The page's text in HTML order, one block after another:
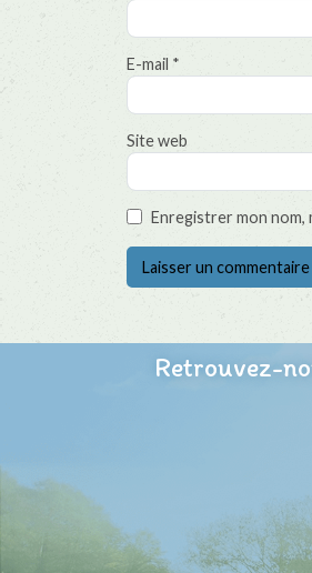
E-mail *
Site web
Enregistrer mon nom,
Retrouvez-